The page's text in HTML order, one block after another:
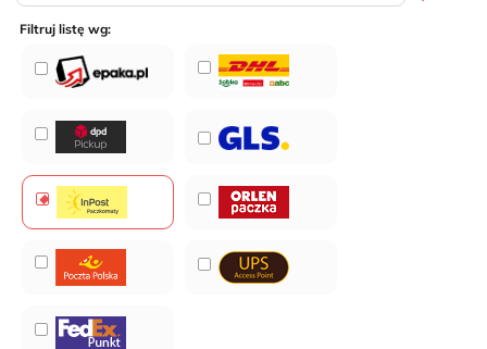
Filtruj listę wg: